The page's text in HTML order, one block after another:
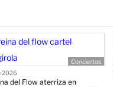
Conciertos
2026
del Flow aterriza en